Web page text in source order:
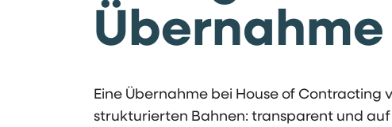
Übernahme
Eine Übernahme bei House of Contracting
strukturierten Bahnen: transparent und